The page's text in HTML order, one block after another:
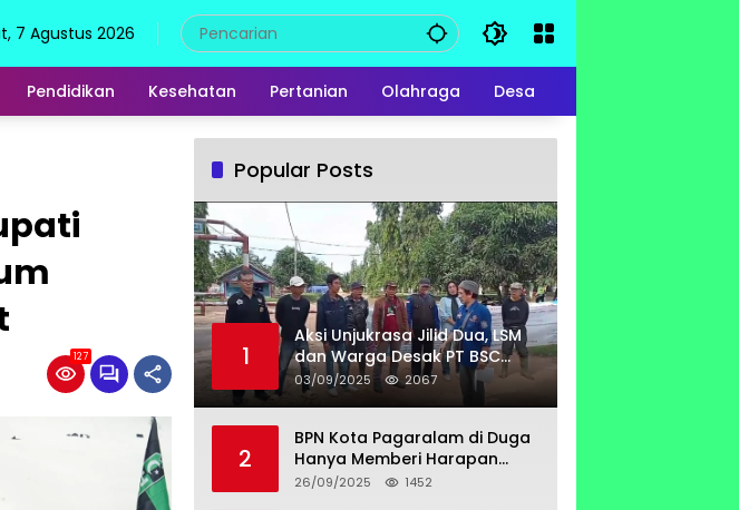
7 Agustus 2026
Pendidikan Kesehatan Pertanian Olahraga Desa
127
Popular Posts
1
Aksi Unjukrasa Jilid Dua, LSM
dan Warga Desak PT BSC
Bayar Lahan Milik Untung
Suropati
03/09/2025 2067
2
BPN Kota Pagaralam di Duga
Hanya Memberi Harapan
Kurang Tanggap Terkait
26/09/2025 1452